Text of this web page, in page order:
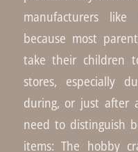
manufacturers
because most
take their children
stores, especially
during, or just after
need to distinguish
items: The hobby